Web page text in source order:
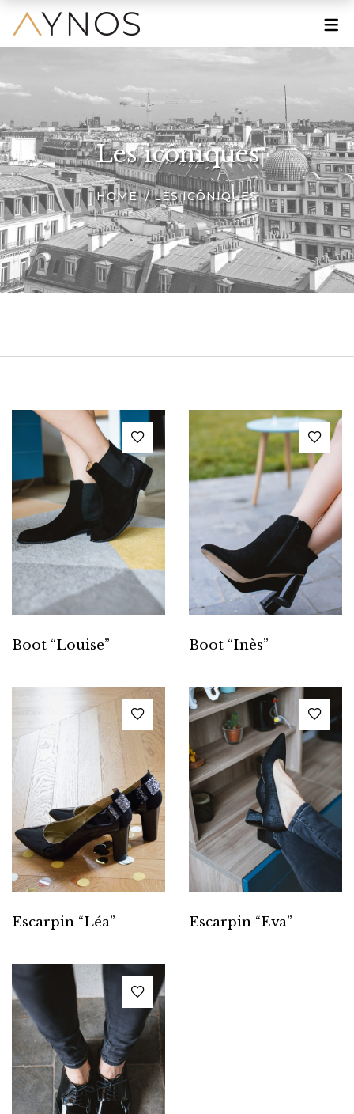
Le Mot de la Fondatrice
Une Grande Histoire
Une Marque EngagéeLes icôniques
HOME LES ICÔNIQUES
Boot “Louise” Boot “Inès”
Escarpin “Léa” Escarpin “Eva”